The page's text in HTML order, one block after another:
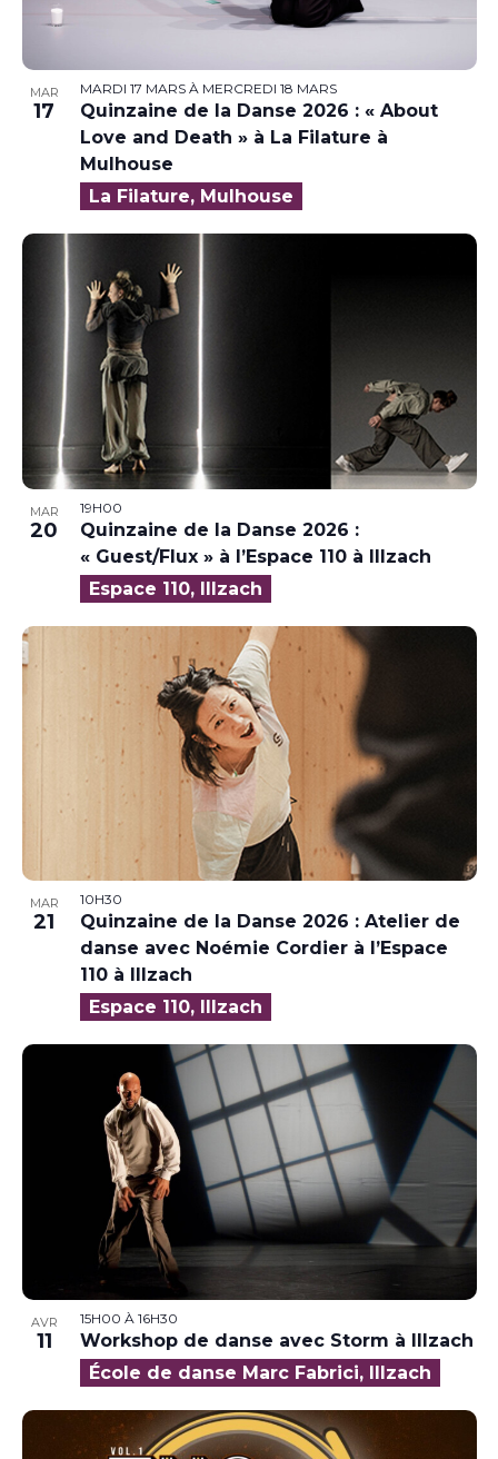
MAR
17
MARDI 17 MARSÀ MERCREDI 18 MARS
Quinzaine de la Danse 2026 : « About
Love and Death » à La Filature à
Mulhouse
La Filature, Mulhouse
MAR
20
19H00
Quinzaine de la Danse 2026 :
« Guest/Flux » à l’Espace 110 à Illzach
Espace 110, Illzach
MAR
21
10H30
Quinzaine de la Danse 2026 : Atelier de
danse avec Noémie Cordier à l’Espace
110 à Illzach
Espace 110, Illzach
AVR
11
15H00 À 16H30
Workshop de danse avec Storm à Illzach
École de danse Marc Fabrici, Illzach